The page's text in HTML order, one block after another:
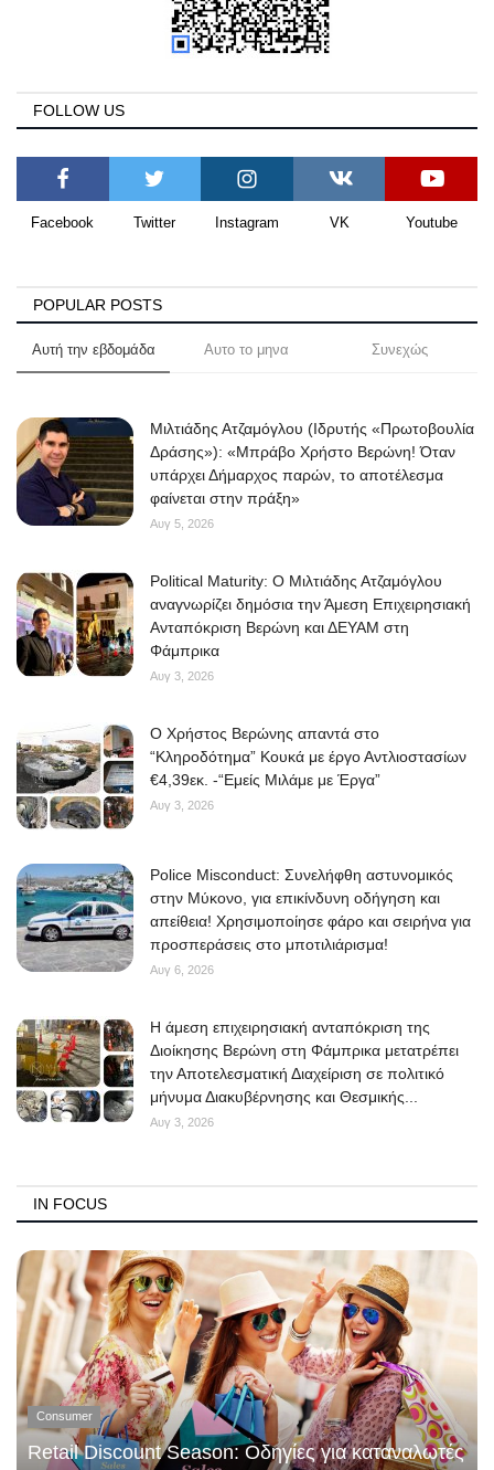
Σεβασμιώτατος Δωρόθεος Β’
Cost Of Living Crisis
L’Art des Sens
All News
About
Elections 2023
Γλώσσα
Ελληνικά English
FOLLOW US
Facebook Twitter Instagram VK Youtube
POPULAR POSTS
Αυτή την εβδομάδα Αυτο το μηνα Συνεχώς
Μιλτιάδης Ατζαμόγλου (Ιδρυτής «Πρωτοβουλία
Δράσης»): «Μπράβο Χρήστο Βερώνη! Όταν
υπάρχει Δήμαρχος παρών, το αποτέλεσμα
φαίνεται στην πράξη»
Αυγ 5, 2026
Political Maturity: Ο Μιλτιάδης Ατζαμόγλου
αναγνωρίζει δημόσια την Άμεση Επιχειρησιακή
Ανταπόκριση Βερώνη και ΔΕΥΑΜ στη
Φάμπρικα
Αυγ 3, 2026
O Χρήστος Βερώνης απαντά στο
“Κληροδότημα” Κουκά με έργο Αντλιοστασίων
€4,39εκ. -“Εμείς Μιλάμε με Έργα”
Αυγ 3, 2026
Police Misconduct: Συνελήφθη αστυνομικός
στην Μύκονο, για επικίνδυνη οδήγηση και
απείθεια! Χρησιμοποίησε φάρο και σειρήνα για
προσπεράσεις στο μποτιλιάρισμα!
Αυγ 6, 2026
Η άμεση επιχειρησιακή ανταπόκριση της
Διοίκησης Βερώνη στη Φάμπρικα μετατρέπει
την Αποτελεσματική Διαχείριση σε πολιτικό
μήνυμα Διακυβέρνησης και Θεσμικής...
Αυγ 3, 2026
IN FOCUS
Consumer
Retail Discount Season: Οδηγίες για καταναλωτές